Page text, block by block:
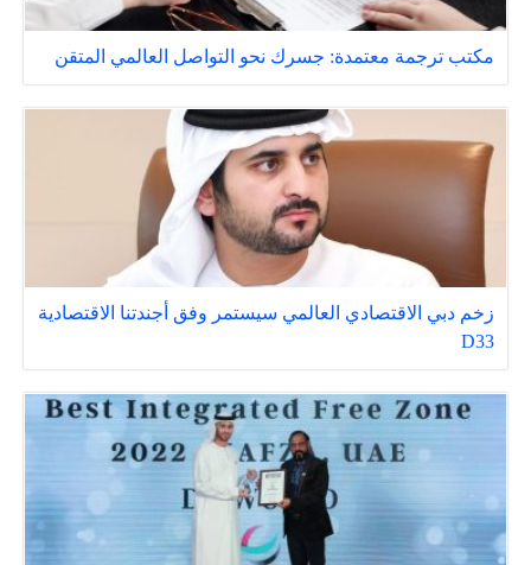
مكتب ترجمة معتمدة: جسرك نحو التواصل العالمي المتقن
زخم دبي الاقتصادي العالمي سيستمر وفق أجندتنا الاقتصادية
D33